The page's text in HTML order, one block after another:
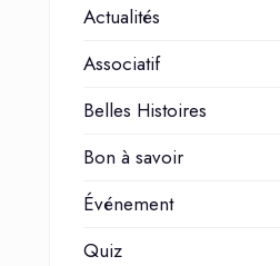
Actualités
Associatif
Belles Histoires
Bon à savoir
Événement
Quiz